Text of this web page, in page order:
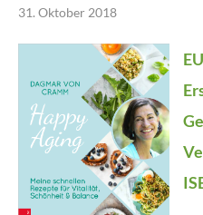
31. Oktober 2018